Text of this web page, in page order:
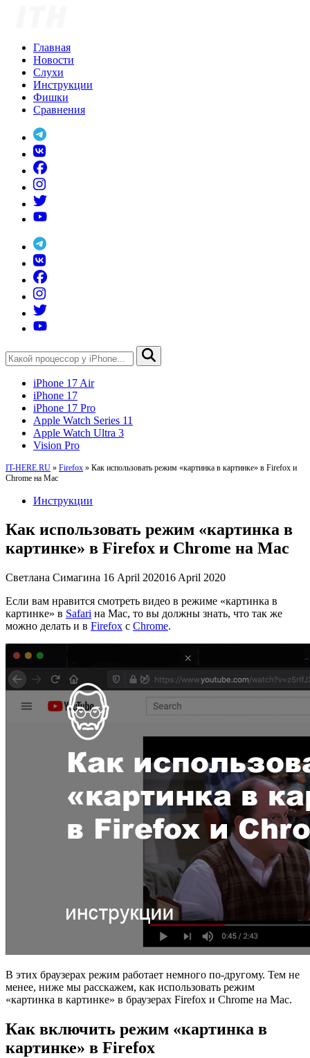
Главная
Новости
Слухи
Инструкции
Фишки
Сравнения
iPhone 17 Air
iPhone 17
iPhone 17 Pro
Apple Watch Series 11
Apple Watch Ultra 3
Vision Pro
IT-HERE.RU » Firefox » Как использовать режим «картинка в картинке» в Firefox и
Chrome на Mac
Инструкции
Как использовать режим «картинка в
картинке» в Firefox и Chrome на Mac
Светлана Симагина 16 April 202016 April 2020
Если вам нравится смотреть видео в режиме «картинка в
картинке» в Safari на Mac, то вы должны знать, что так же
можно делать и в Firefox с Chrome.
В этих браузерах режим работает немного по-другому. Тем не
менее, ниже мы расскажем, как использовать режим
«картинка в картинке» в браузерах Firefox и Chrome на Mac.
Как включить режим «картинка в
картинке» в Firefox